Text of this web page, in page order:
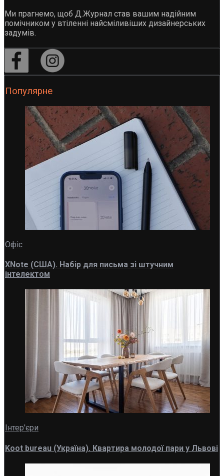
Ми прагнемо, щоб Д.Журнал став вашим надійним
помічником у втіленні найсміливіших дизайнерських
задумів.
Популярне
Офіс
XNote (США). Набір для письма зі штучним
інтелектом
Інтер'єри
Koot bureau (Україна). Квартира молодої пари у Львові